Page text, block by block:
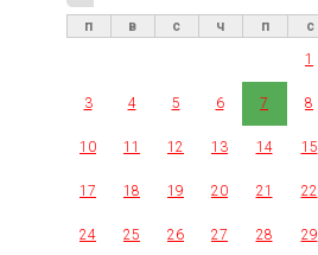
п в с ч п с
1
3 4 5 6 7 8
10 11 12 13 14 15
17 18 19 20 21 22
24 25 26 27 28 29